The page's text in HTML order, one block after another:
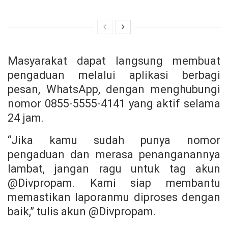
Masyarakat dapat langsung membuat
pengaduan melalui aplikasi berbagi
pesan, WhatsApp, dengan menghubungi
nomor 0855-5555-4141 yang aktif selama
24 jam.
“Jika kamu sudah punya nomor
pengaduan dan merasa penanganannya
lambat, jangan ragu untuk tag akun
@Divpropam. Kami siap membantu
memastikan laporanmu diproses dengan
baik,” tulis akun @Divpropam.